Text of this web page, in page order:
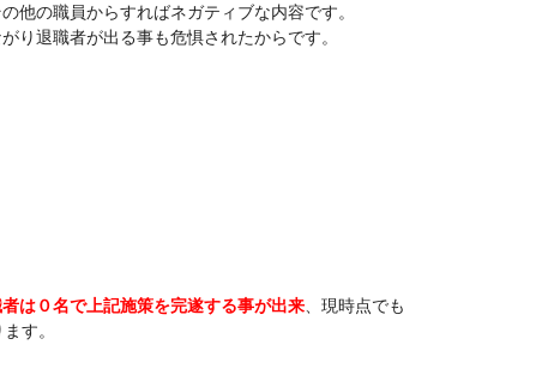
他の職員からすればネガティブな内容です。
り退職者が出る事も危惧されたからです。
は０名で上記施策を完遂する事が出来 、現時点でも
す。